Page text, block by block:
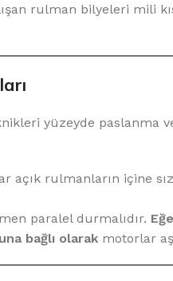
rulman bilyeleri mili
yüzeyde paslanma
açık rulmanların içine
paralel durmalıdır.
bağlı olarak motorlar